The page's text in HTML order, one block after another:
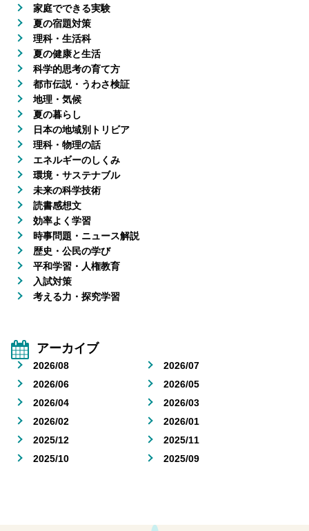
家庭でできる実験
夏の宿題対策
理科・生活科
夏の健康と生活
科学的思考の育て方
都市伝説・うわさ検証
地理・気候
夏の暮らし
日本の地域別トリビア
理科・物理の話
エネルギーのしくみ
環境・サステナブル
未来の科学技術
読書感想文
効率よく学習
時事問題・ニュース解説
歴史・公民の学び
平和学習・人権教育
入試対策
考える力・探究学習
アーカイブ
2026/08
2026/07
2026/06
2026/05
2026/04
2026/03
2026/02
2026/01
2025/12
2025/11
2025/10
2025/09